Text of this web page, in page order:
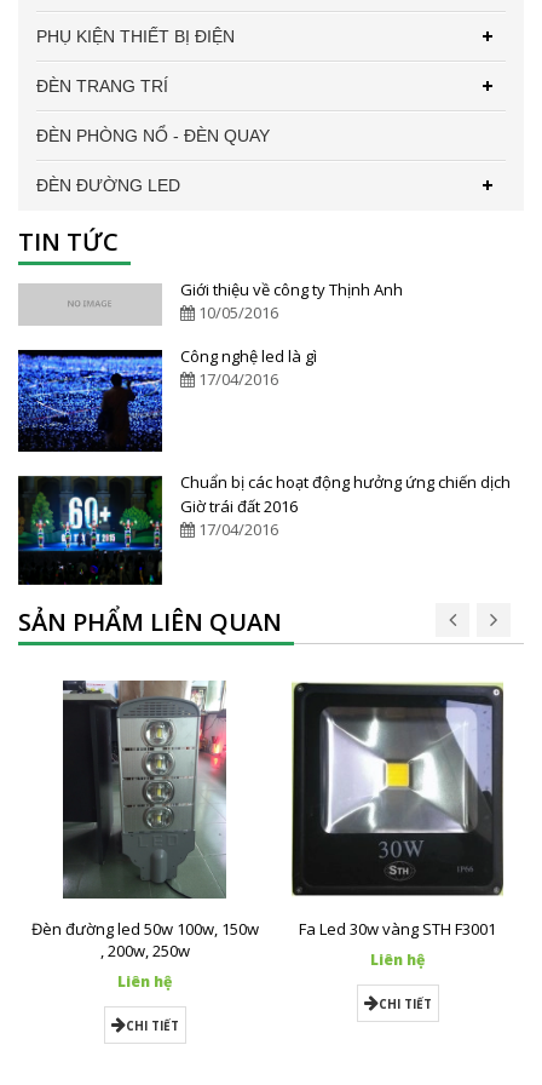
PHỤ KIỆN THIẾT BỊ ĐIỆN
ĐÈN TRANG TRÍ
ĐÈN PHÒNG NỔ - ĐÈN QUAY
ĐÈN ĐƯỜNG LED
TIN TỨC
Giới thiệu về công ty Thịnh Anh
10/05/2016
Công nghệ led là gì
17/04/2016
Chuẩn bị các hoạt động hưởng ứng chiến dịch
Giờ trái đất 2016
17/04/2016
SẢN PHẨM LIÊN QUAN
Đèn đường led 50w 100w, 150w
, 200w, 250w
Liên hệ
CHI TIẾT
Fa Led 30w vàng STH F3001
Liên hệ
CHI TIẾT